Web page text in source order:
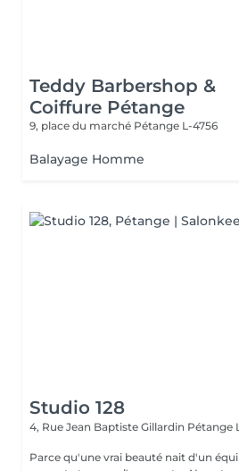
Teddy Barbershop &
Coiffure Pétange
9, place du marché Pétange L-4756
Balayage Homme
Studio 128
4, Rue Jean Baptiste Gillardin Pétange
Parce qu'une vrai beauté nait d'un